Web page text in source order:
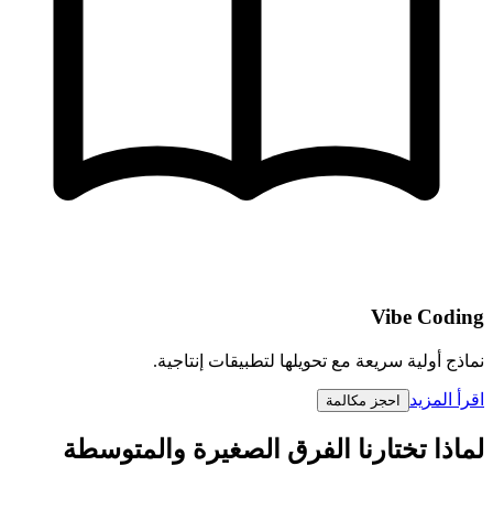
Vibe Coding
نماذج أولية سريعة مع تحويلها لتطبيقات إنتاجية.
اقرأ المزيد احجز مكالمة
لماذا تختارنا الفرق الصغيرة والمتوسطة